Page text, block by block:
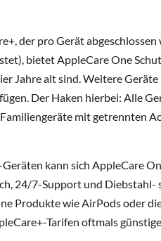
der pro Gerät abgeschlossen
bietet AppleCare One
Jahre alt sind. Weitere Geräte
Der Haken hierbei: Alle
mit getrennten
kann sich AppleCare
24/7-Support und Diebstahl-
Produkte wie AirPods oder
Tarifen oftmals